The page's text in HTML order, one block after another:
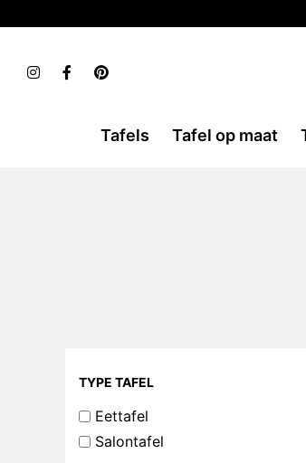
Tafels Tafel op maat
TYPE TAFEL
Eettafel
Salontafel